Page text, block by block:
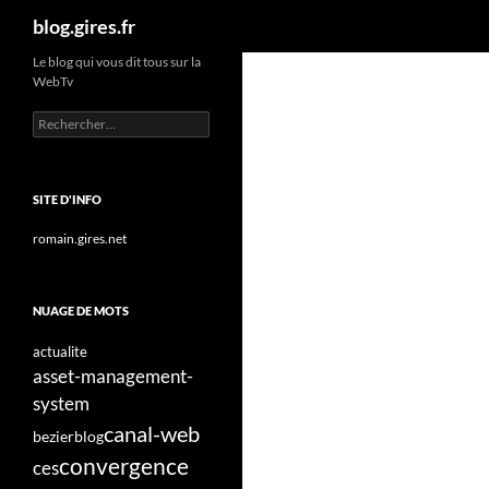
Aller
contenu
blog.gires.fr
Le blog qui vous dit tous sur la
WebTv
Rechercher :
SITE D'INFO
romain.gires.net
NUAGE DE MOTS
actualite
asset-management-
system
bezierblogcanal-web
cesconvergence